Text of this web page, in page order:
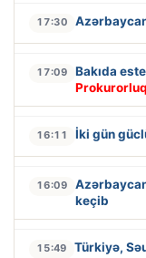
17:30
17:09 Bakıda
16:11 İki gün
16:09
keçib
15:49
Türkiyə,